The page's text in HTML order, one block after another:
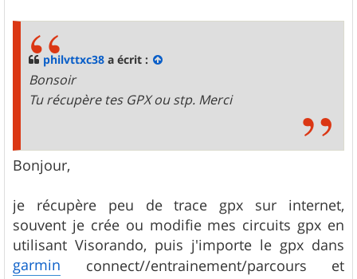
philvttxc38 a écrit :
Bonsoir
Tu récupère tes GPX ou stp. Merci
Bonjour,
je récupère peu de trace gpx sur internet,
souvent je crée ou modifie mes circuits gpx en
utilisant Visorando, puis j'importe le gpx dans
garmin connect//entrainement/parcours et